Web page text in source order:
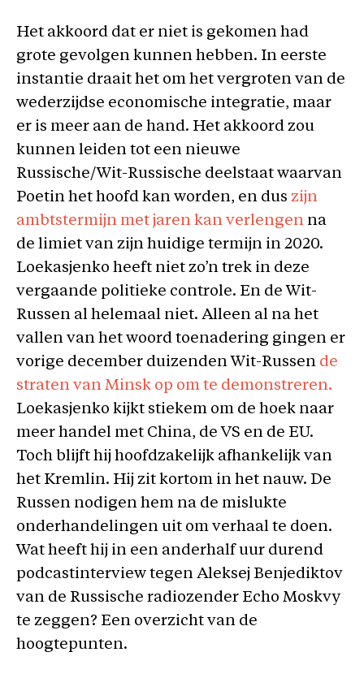
Het akkoord dat er niet is gekomen had
grote gevolgen kunnen hebben. In eerste
instantie draait het om het vergroten van de
wederzijdse economische integratie, maar
er is meer aan de hand. Het akkoord zou
kunnen leiden tot een nieuwe
Russische/Wit-Russische deelstaat waarvan
Poetin het hoofd kan worden, en dus zijn
ambtstermijn met jaren kan verlengen na
de limiet van zijn huidige termijn in 2020.
Loekasjenko heeft niet zo’n trek in deze
vergaande politieke controle. En de Wit-
Russen al helemaal niet. Alleen al na het
vallen van het woord toenadering gingen er
vorige december duizenden Wit-Russen de
straten van Minsk op om te demonstreren.
Loekasjenko kijkt stiekem om de hoek naar
meer handel met China, de VS en de EU.
Toch blijft hij hoofdzakelijk afhankelijk van
het Kremlin. Hij zit kortom in het nauw. De
Russen nodigen hem na de mislukte
onderhandelingen uit om verhaal te doen.
Wat heeft hij in een anderhalf uur durend
podcastinterview tegen Aleksej Benjediktov
van de Russische radiozender Echo Moskvy
te zeggen? Een overzicht van de
hoogtepunten.